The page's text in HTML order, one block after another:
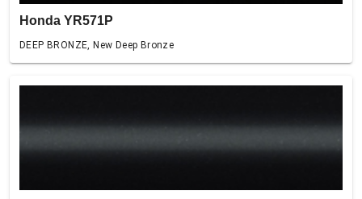
Honda YR571P
DEEP BRONZE, New Deep Bronze